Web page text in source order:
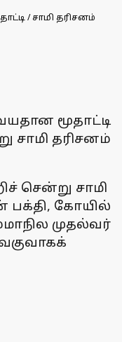
/ சாமி தரிசனம்
மூதாட்டி
சாமி தரிசனம்
சென்று சாமி
பக்தி, கோயில்
முதல்வர்